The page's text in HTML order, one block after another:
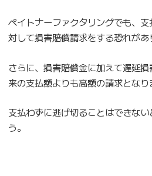
ペイトナーファクタリングでも、
対して損害賠償請求をする恐れがあ
さらに、損害賠償金に加えて遅延
来の支払額よりも高額の請求となり
支払わずに逃げ切ることはできな
う。